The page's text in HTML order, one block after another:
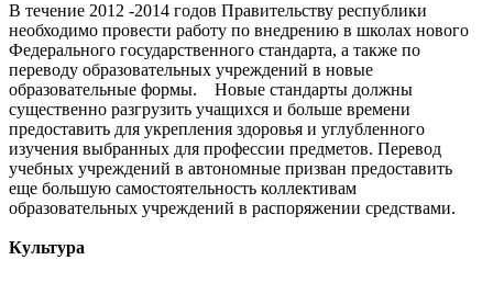
В течение 2012 -2014 годов Правительству республики
необходимо провести работу по внедрению в школах нового
Федерального государственного стандарта, а также по
переводу образовательных учреждений в новые
образовательные формы. Новые стандарты должны
существенно разгрузить учащихся и больше времени
предоставить для укрепления здоровья и углубленного
изучения выбранных для профессии предметов. Перевод
учебных учреждений в автономные призван предоставить
еще большую самостоятельность коллективам
образовательных учреждений в распоряжении средствами.
Культура